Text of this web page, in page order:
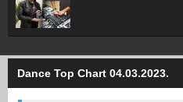
Dance Top Chart 04.03.2023.